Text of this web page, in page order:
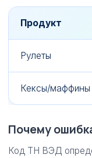
Продукт
Рулеты
Кексы/маффины
Почему
Код ТН ВЭД